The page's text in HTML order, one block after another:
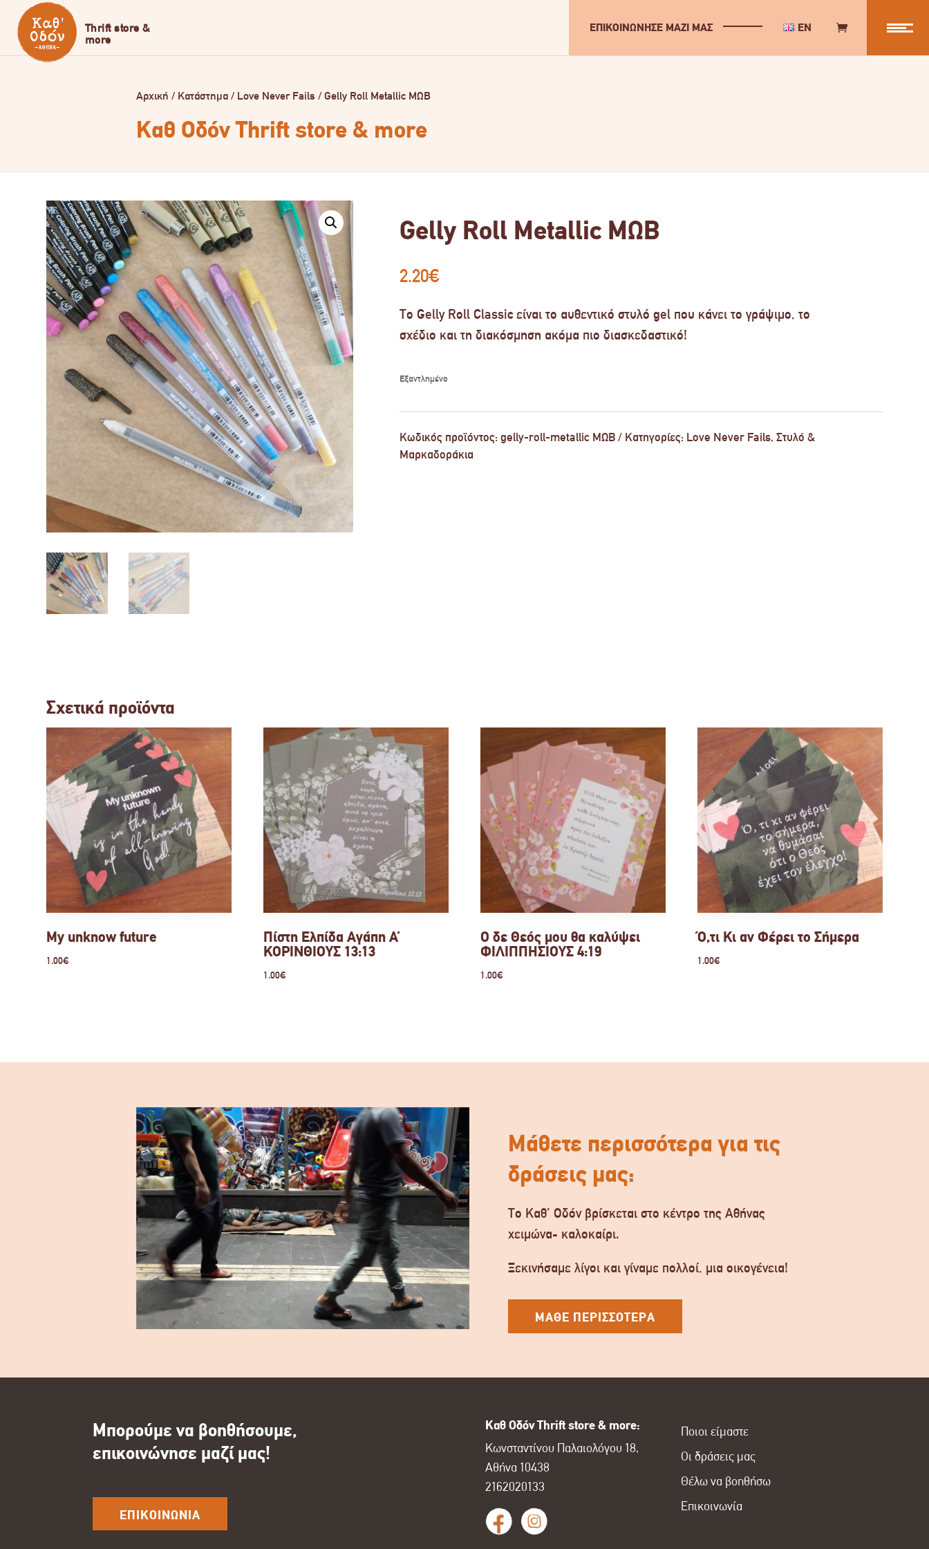
ΕΠΙΚΟΙΝΩΝΗΣΕ ΜΑΖΙ ΜΑΣ EN
Αρχική / Κατάστημα / Love Never Fails /Gelly Roll Metallic ΜΩΒ
Καθ Οδόν Thrift store & more
Gelly Roll Metallic ΜΩΒ
2.20€
Το Gelly Roll Classic είναι το αυθεντικό στυλό gel που κάνει το γράψιμο, το
σχέδιο και τη διακόσμηση ακόμα πιο διασκεδαστικό!
Εξαντλημένο
Κωδικός προϊόντος: gelly-roll-metallic ΜΩΒ Κατηγορίες: Love Never Fails, Στυλό &
Μαρκαδοράκια
Σχετικά προϊόντα
My unknow future
1.00€
Πίστη Ελπίδα Αγάπη Α’
ΚΟΡΙΝΘΙΟΥΣ 13:13
1.00€
Ο δε Θεός μου θα καλύψει
ΦΙΛΙΠΠΗΣΙΟΥΣ 4:19
1.00€
Ό,τι Κι αν Φέρει το Σήμερα
1.00€
Μάθετε περισσότερα για τις
δράσεις μας:
Το Καθ’ Οδόν βρίσκεται στο κέντρο της Αθήνας
χειμώνα- καλοκαίρι.
Ξεκινήσαμε λίγοι και γίναμε πολλοί, μια οικογένεια!
ΜΑΘΕ ΠΕΡΙΣΣΟΤΕΡΑ
Μπορούμε να βοηθήσουμε,
επικοινώνησε μαζί μας!
ΕΠΙΚΟΙΝΩΝΙΑ
Καθ Οδόν Thrift store & more:
Κωνσταντίνου Παλαιολόγου 18,
Αθήνα 10438
2162020133
Ποιοι είμαστε
Οι δράσεις μας
Θέλω να βοηθήσω
Επικοινωνία